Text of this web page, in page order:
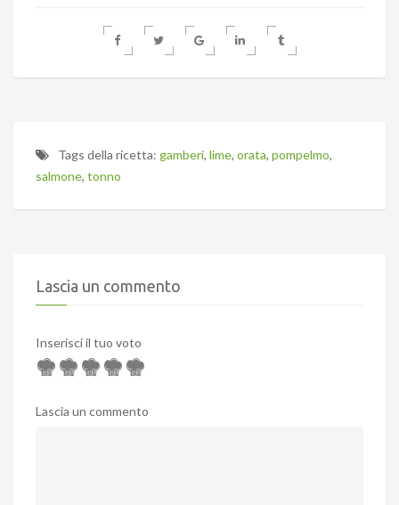
Tags della ricetta: gamberi, lime, orata, pompelmo,
salmone, tonno
Lascia un commento
Inserisci il tuo voto
Lascia un commento